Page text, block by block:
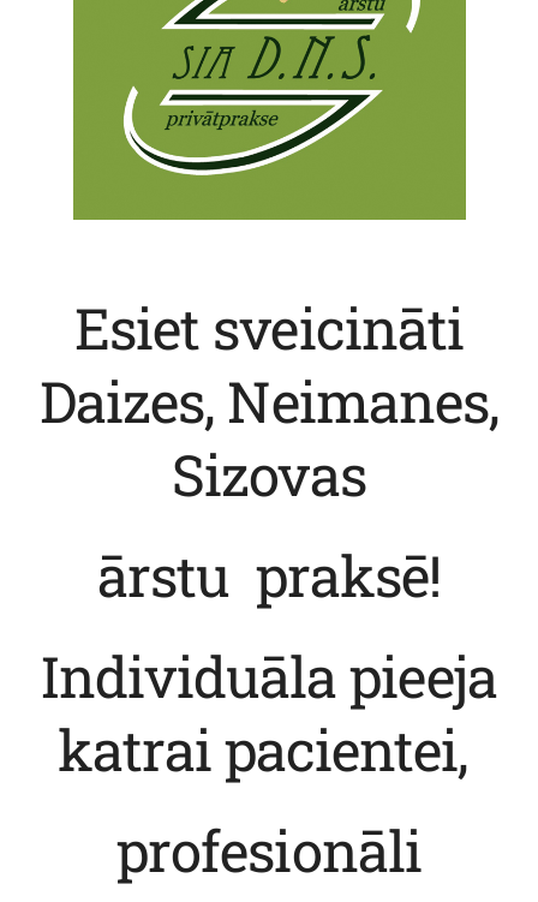
Esiet sveicināti
Daizes, Neimanes,
Sizovas
ārstu praksē!
Individuāla pieeja
katrai pacientei,
profesionāli